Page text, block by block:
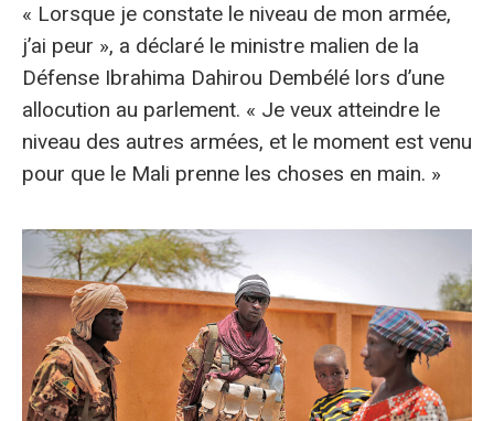
« Lorsque je constate le niveau de mon armée,
j’ai peur », a déclaré le ministre malien de la
Défense Ibrahima Dahirou Dembélé lors d’une
allocution au parlement. « Je veux atteindre le
niveau des autres armées, et le moment est venu
pour que le Mali prenne les choses en main. »